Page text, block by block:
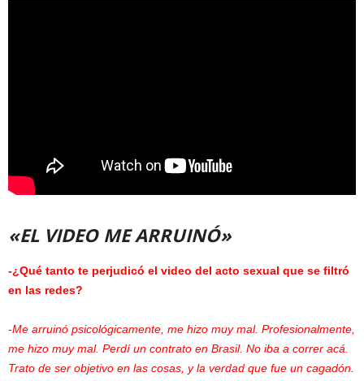
«EL VIDEO ME ARRUINÓ»
-¿Qué tanto te perjudicó el video del acto sexual que se filtró
en las redes?
-Me arruinó psicológicamente, me hizo muy mal. Profesionalmente,
me hizo muy mal. Perdí un contrato en Brasil. No iba a correr acá.
Trato de ser objetivo en las cosas, y la verdad que fue un cagadón.